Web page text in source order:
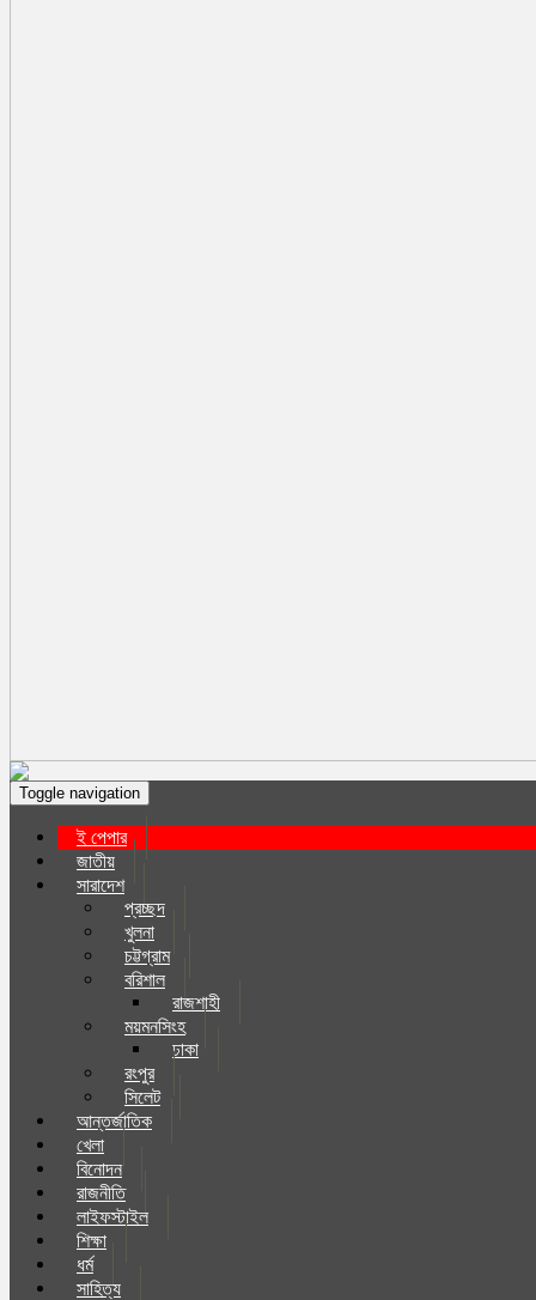
Toggle navigation
ই পেপার
জাতীয়
সারাদেশ
প্রচ্ছদ
খুলনা
চট্টগ্রাম
বরিশাল
রাজশাহী
ময়মনসিংহ
ঢাকা
রংপুর
সিলেট
আন্তর্জাতিক
খেলা
বিনোদন
রাজনীতি
লাইফস্টাইল
শিক্ষা
ধর্ম
সাহিত্য